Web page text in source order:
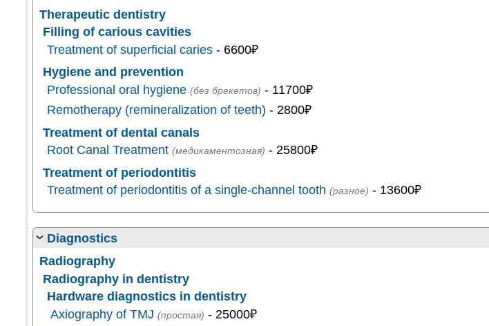
Therapeutic dentistry
Filling of carious cavities
Treatment of superficial caries- 6600₽
Hygiene and prevention
Professional oral hygiene (без брекетов) - 11700₽
Remotherapy (remineralization of teeth) - 2800₽
Treatment of dental canals
Root Canal Treatment (медикаментозная) - 25800₽
Treatment of periodontitis
Treatment of periodontitis of a single-channel tooth (разное) - 13600₽
Diagnostics
Radiography
Radiography in dentistry
Hardware diagnostics in dentistry
Axiography of TMJ (простая) - 25000₽